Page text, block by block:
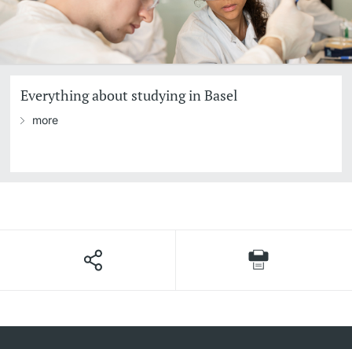
Everything about studying in Basel
more